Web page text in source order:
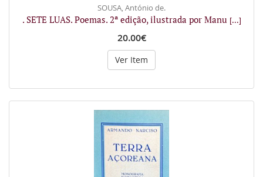
SOUSA, António de.
. SETE LUAS. Poemas. 2ª edição, ilustrada por Manu [...]
20.00€
Ver Item